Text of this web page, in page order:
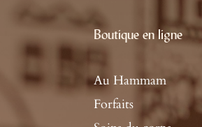
Boutique en ligne
Au Hammam
Forfaits